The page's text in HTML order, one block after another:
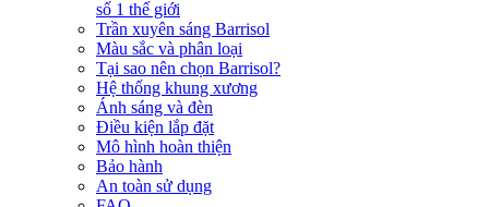
số 1 thế giới
Trần xuyên sáng Barrisol
Màu sắc và phân loại
Tại sao nên chọn Barrisol?
Hệ thống khung xương
Ánh sáng và đèn
Điều kiện lắp đặt
Mô hình hoàn thiện
Bảo hành
An toàn sử dụng